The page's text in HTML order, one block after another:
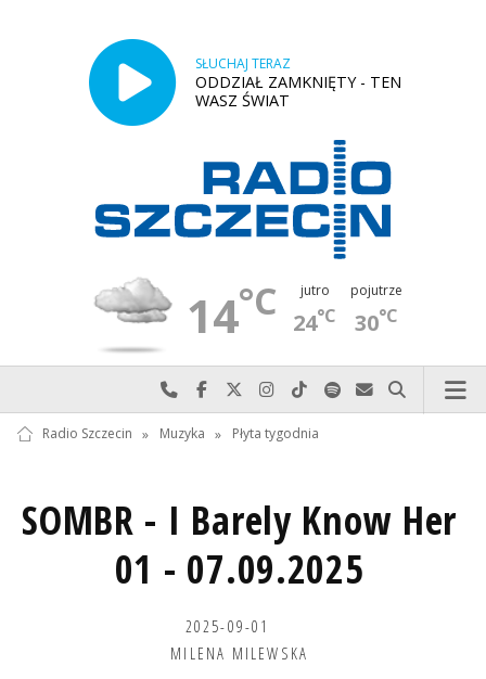
SŁUCHAJ TERAZ
ODDZIAŁ ZAMKNIĘTY - TEN
WASZ ŚWIAT
14°C jutro
24°C
pojutrze
30°C
Najlepiej po prostu do nas zadzwoń
Odwiedź nas na Facebook-u
Odwiedź nas na X
Odwiedź nas na Instagram-ie
Odwiedź nas na TikTok-u
Szukaj nas na Spotify
Wyślij do nas
Szukaj
Radio Szczecin » Muzyka » Płyta tygodnia
SOMBR - I Barely Know Her
01 - 07.09.2025
2025-09-01
MILENA MILEWSKA